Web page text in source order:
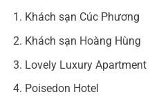
Khách sạn Cúc Phương
Khách sạn Hoàng Hùng
Lovely Luxury Apartment
Poisedon Hotel